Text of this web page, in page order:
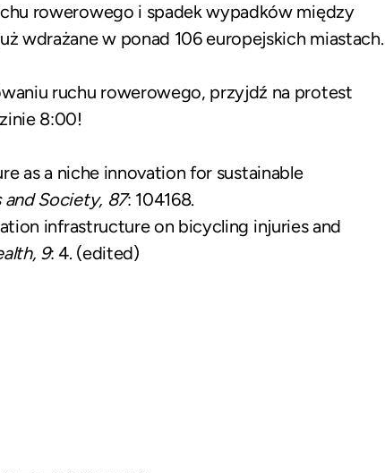
rowerowego i spadek wypadków między
wdrażane w ponad 106 europejskich miastach.
ruchu rowerowego, przyjdź na protest
8:00!
as a niche innovation for sustainable
and Society, 87: 104168.
infrastructure on bicycling injuries and
9: 4. (edited)